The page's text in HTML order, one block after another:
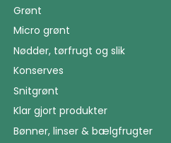
Grønt
Micro grønt
Nødder, tørfrugt og slik
Konserves
Snitgrønt
Klar gjort produkter
Bønner, linser & bælgfrugter